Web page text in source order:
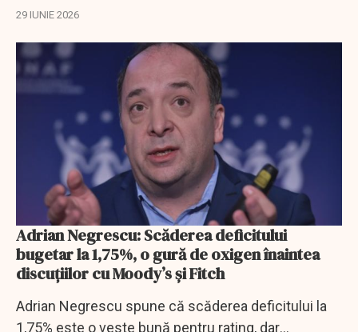
29 IUNIE 2026
Adrian Negrescu: Scăderea deficitului
bugetar la 1,75%, o gură de oxigen înaintea
discuțiilor cu Moody’s și Fitch
Adrian Negrescu spune că scăderea deficitului la
1,75% este o veste bună pentru rating, dar